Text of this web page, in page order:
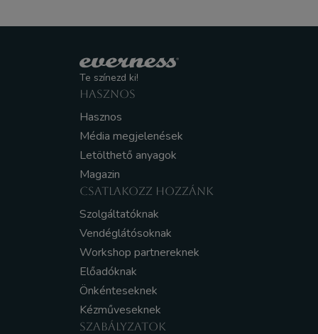
Te színezd ki!
HASZNOS
Hasznos
Média megjelenések
Letölthető anyagok
Magazin
CSATLAKOZZ HOZZÁNK
Szolgáltatóknak
Vendéglátósoknak
Workshop partnereknek
Előadóknak
Önkénteseknek
Kézműveseknek
SZABÁLYZATOK